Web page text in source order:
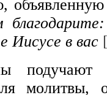
Иисусе в вас
подучают
молитвы,